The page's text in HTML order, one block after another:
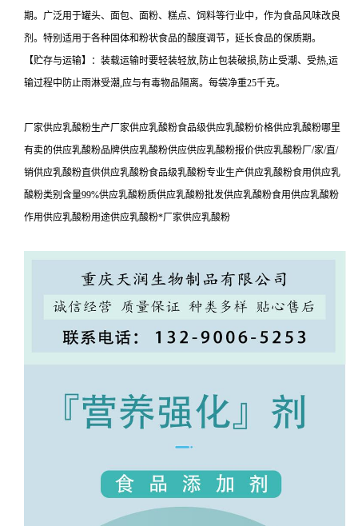
期。广泛用于罐头、面包、面粉、糕点、饲料等行业中，作为食品风味改良
剂。特别适用于各种固体和粉状食品的酸度调节，延长食品的保质期。
【贮存与运输】：装载运输时要轻装轻放,防止包装破损,防止受潮、受热,运
输过程中防止雨淋受潮,应与有毒物品隔离。每袋净重25千克。
厂家供应乳酸粉生产厂家供应乳酸粉食品级供应乳酸粉价格供应乳酸粉哪里
有卖的供应乳酸粉品牌供应乳酸粉供应供应乳酸粉报价供应乳酸粉厂/家/直/
销供应乳酸粉直供供应乳酸粉食品级乳酸粉专业生产供应乳酸粉食用供应乳
酸粉类别含量99%供应乳酸粉质供应乳酸粉批发供应乳酸粉食用供应乳酸粉
作用供应乳酸粉用途供应乳酸粉*厂家供应乳酸粉